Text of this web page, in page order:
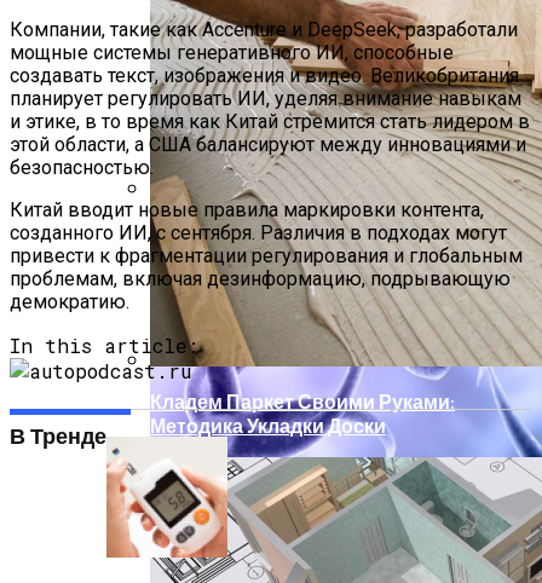
Технологи Машинного Обучения
Способствуют Улучшению Методов
Электростимуляции
Кладем Паркет Своими Руками:
Методика Укладки Доски
Компании, такие как Accenture и DeepSeek, разработали
мощные системы генеративного ИИ, способные
создавать текст, изображения и видео. Великобритания
планирует регулировать ИИ, уделяя внимание навыкам
и этике, в то время как Китай стремится стать лидером в
этой области, а США балансируют между инновациями и
безопасностью.
Китай вводит новые правила маркировки контента,
созданного ИИ, с сентября. Различия в подходах могут
привести к фрагментации регулирования и глобальным
проблемам, включая дезинформацию, подрывающую
демократию.
In this article:
В Тренде